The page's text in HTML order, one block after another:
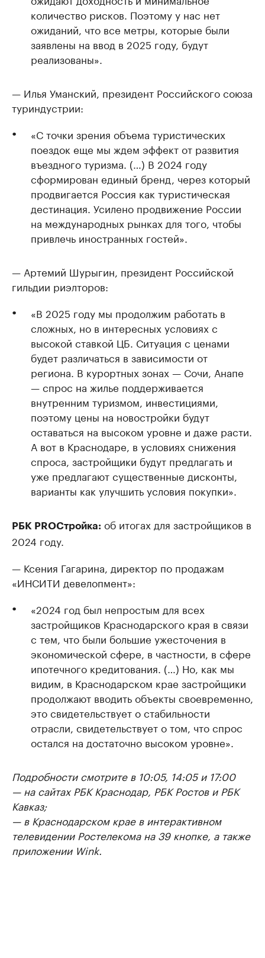
количество рисков. Поэтому у нас нет
ожиданий, что все метры, которые были
заявлены на ввод в 2025 году, будут
реализованы».
— Илья Уманский, президент Российского союза
туриндустрии:
«С точки зрения объема туристических
поездок еще мы ждем эффект от развития
въездного туризма. (…) В 2024 году
сформирован единый бренд, через который
продвигается Россия как туристическая
дестинация. Усилено продвижение России
на международных рынках для того, чтобы
привлечь иностранных гостей».
— Артемий Шурыгин, президент Российской
гильдии риэлторов:
«В 2025 году мы продолжим работать в
сложных, но в интересных условиях с
высокой ставкой ЦБ. Ситуация с ценами
будет различаться в зависимости от
региона. В курортных зонах — Сочи, Анапе
— спрос на жилье поддерживается
внутренним туризмом, инвестициями,
поэтому цены на новостройки будут
оставаться на высоком уровне и даже расти.
А вот в Краснодаре, в условиях снижения
спроса, застройщики будут предлагать и
уже предлагают существенные дисконты,
варианты как улучшить условия покупки».
РБК PROCтройка: об итогах для застройщиков в
2024 году.
— Ксения Гагарина, директор по продажам
«ИНСИТИ девелопмент»:
«2024 год был непростым для всех
застройщиков Краснодарского края в связи
с тем, что были большие ужесточения в
экономической сфере, в частности, в сфере
ипотечного кредитования. (…) Но, как мы
видим, в Краснодарском крае застройщики
продолжают вводить объекты своевременно,
это свидетельствует о стабильности
отрасли, свидетельствует о том, что спрос
остался на достаточно высоком уровне».
Подробности смотрите в 10:05, 14:05 и 17:00
— на сайтах РБК Краснодар, РБК Ростов и РБК
Кавказ;
— в Краснодарском крае в интерактивном
телевидении Ростелекома на 39 кнопке, а также
приложении Wink.